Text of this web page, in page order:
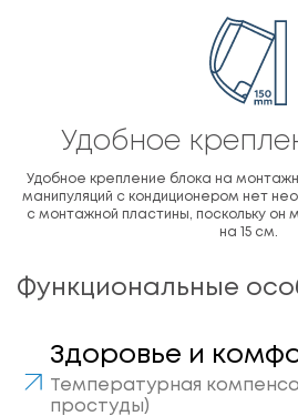
Удобное
Удобное крепление блока на
манипуляций с кондиционером нет
с монтажной пластины, поскольку он
на 15 см.
Функциональные
Здоровье и
Температурная
простуды)